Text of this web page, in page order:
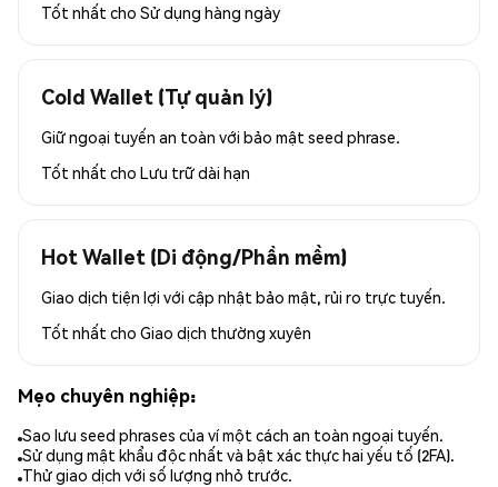
Tốt nhất cho Sử dụng hàng ngày
Cold Wallet (Tự quản lý)
Giữ ngoại tuyến an toàn với bảo mật seed phrase.
Tốt nhất cho Lưu trữ dài hạn
Hot Wallet (Di động/Phần mềm)
Giao dịch tiện lợi với cập nhật bảo mật, rủi ro trực tuyến.
Tốt nhất cho Giao dịch thường xuyên
Mẹo chuyên nghiệp:
Sao lưu seed phrases của ví một cách an toàn ngoại tuyến.
Sử dụng mật khẩu độc nhất và bật xác thực hai yếu tố (2FA).
Thử giao dịch với số lượng nhỏ trước.